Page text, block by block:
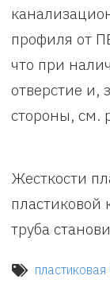
профиля от
что при
отверстие и,
стороны, см.
Жесткости
пластиковой
труба